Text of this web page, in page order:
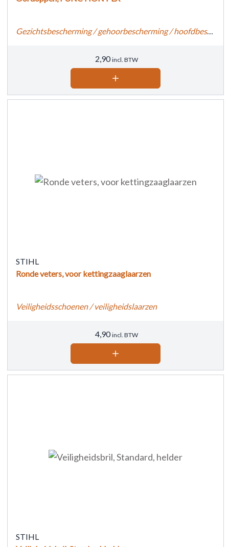
Gezichtsbescherming / gehoorbescherming / hoofdbescherming
2,90 incl. BTW
STIHL
Ronde veters, voor kettingzaaglaarzen
Veiligheidsschoenen / veiligheidslaarzen
4,90 incl. BTW
STIHL